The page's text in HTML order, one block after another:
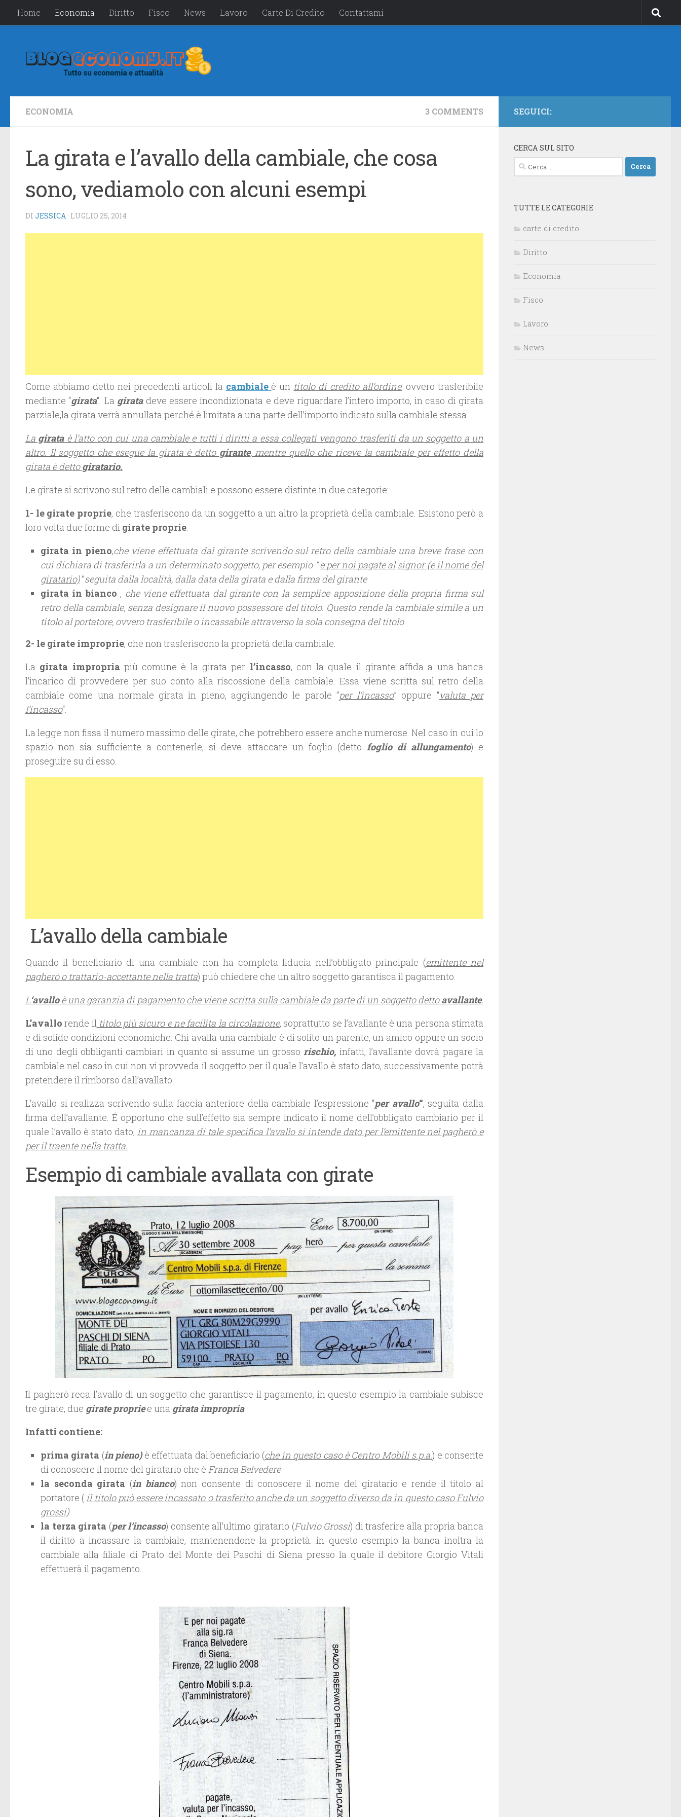
Salta al contenuto
Home Economia Diritto Fisco News Lavoro Carte Di Credito Contattami
ECONOMIA 3 COMMENTS
La girata e l’avallo della cambiale, che cosa
sono, vediamolo con alcuni esempi
DI JESSICA · LUGLIO 25, 2014
Come abbiamo detto nei precedenti articoli la cambiale è un titolo di credito all’ordine, ovvero trasferibile
mediante “girata“. La giratadeve essere incondizionata e deve riguardare l’intero importo, in caso di girata
parziale,la girata verrà annullata perché è limitata a una parte dell’importo indicato sulla cambiale stessa.
La girataè l’atto con cui una cambiale e tutti i diritti a essa collegati vengono trasferiti da un soggetto a un
altro. Il soggetto che esegue la girata è detto girante, mentre quello che riceve la cambiale per effetto della
girata è dettogiratario.
Le girate si scrivono sul retro delle cambiali e possono essere distinte in due categorie:
1- le girate proprie, che trasferiscono da un soggetto a un altro la proprietà della cambiale. Esistono però a
loro volta due forme di girate proprie:
girata in pieno,che viene effettuata dal girante scrivendo sul retro della cambiale una breve frase con
cui dichiara di trasferirla a un determinato soggetto, per esempio ”e per noi pagate alsignor (e il nome del
giratario)” seguita dalla località, dalla data della girata e dalla firma del girante
girata in bianco , che viene effettuata dal girante con la semplice apposizione della propria firma sul
retro della cambiale, senza designare il nuovo possessore del titolo. Questo rende la cambiale simile a un
titolo al portatore, ovvero trasferibile o incassabile attraverso la sola consegna del titolo
2- le girate improprie, che non trasferiscono la proprietà della cambiale.
La girata impropria più comune è la girata per l’incasso, con la quale il girante affida a una banca
l’incarico di provvedere per suo conto alla riscossione della cambiale. Essa viene scritta sul retro della
cambiale come una normale girata in pieno, aggiungendo le parole “per l’incasso” oppure “valuta per
l’incasso“.
La legge non fissa il numero massimo delle girate, che potrebbero essere anche numerose. Nel caso in cui lo
spazio non sia sufficiente a contenerle, si deve attaccare un foglio (detto foglio di allungamento) e
proseguire su di esso.
L’avallo della cambiale
Quando il beneficiario di una cambiale non ha completa fiducia nell’obbligato principale (emittente nel
pagherò o trattario-accettante nella tratta) può chiedere che un altro soggetto garantisca il pagamento.
L‘avalloè una garanzia di pagamento che viene scritta sulla cambiale da parte di un soggetto dettoavallante.
L’avallo rende il titolo più sicuro e ne facilita la circolazione, soprattutto se l’avallante è una persona stimata
e di solide condizioni economiche. Chi avalla una cambiale è di solito un parente, un amico oppure un socio
di uno degli obbliganti cambiari in quanto si assume un grosso rischio, infatti, l’avallante dovrà pagare la
cambiale nel caso in cui non vi provveda il soggetto per il quale l’avallo è stato dato, successivamente potrà
pretendere il rimborso dall’avallato.
L’avallo si realizza scrivendo sulla faccia anteriore della cambiale l’espressione “per avallo“, seguita dalla
firma dell’avallante. É opportuno che sull’effetto sia sempre indicato il nome dell’obbligato cambiario per il
quale l’avallo è stato dato,in mancanza di tale specifica l’avallo si intende dato per l’emittente nel pagherò e
per il traente nella tratta.
Esempio di cambiale avallata con girate
Il pagherò reca l’avallo di un soggetto che garantisce il pagamento, in questo esempio la cambiale subisce
tre girate, due girate proprie e una girata impropria.
Infatti contiene:
prima girata (in pieno)è effettuata dal beneficiario (che in questo caso è Centro Mobili s.p.a.) e consente
di conoscere il nome del giratario che è Franca Belvedere
la seconda girata (in bianco) non consente di conoscere il nome del giratario e rende il titolo al
portatore (il titolo può essere incassato o trasferito anche da un soggetto diverso da in questo caso Fulvio
grossi)
la terza girata (per l’incasso) consente all’ultimo giratario (Fulvio Grossi) di trasferire alla propria banca
il diritto a incassare la cambiale, mantenendone la proprietà. in questo esempio la banca inoltra la
cambiale alla filiale di Prato del Monte dei Paschi di Siena presso la quale il debitore Giorgio Vitali
effettuerà il pagamento.
SEGUICI:
CERCA SUL SITO
Ricerca
per:
TUTTE LE CATEGORIE
carte di credito
Diritto
Economia
Fisco
Lavoro
News